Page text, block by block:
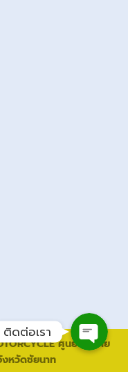
ศูนย์จำหน่าย
หวัดชัยนาท
ติดต่อเรา